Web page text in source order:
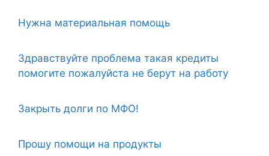
Нужна материальная помощь
Здравствуйте проблема такая кредиты
помогите пожалуйста не берут на работу
Закрыть долги по МФО!
Прошу помощи на продукты